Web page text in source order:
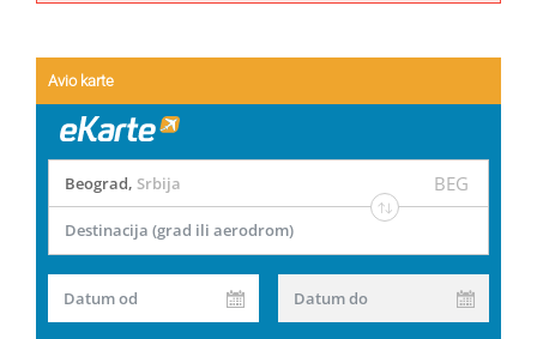
Avio karte
Beograd, Srbija BEG
Destinacija (grad ili aerodrom)
Datum od Datum do